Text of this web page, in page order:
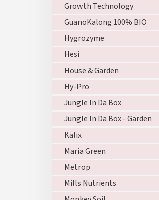
Growth Technology
GuanoKalong 100% BIO
Hygrozyme
Hesi
House & Garden
Hy-Pro
Jungle In Da Box
Jungle In Da Box - Garden
Kalix
Maria Green
Metrop
Mills Nutrients